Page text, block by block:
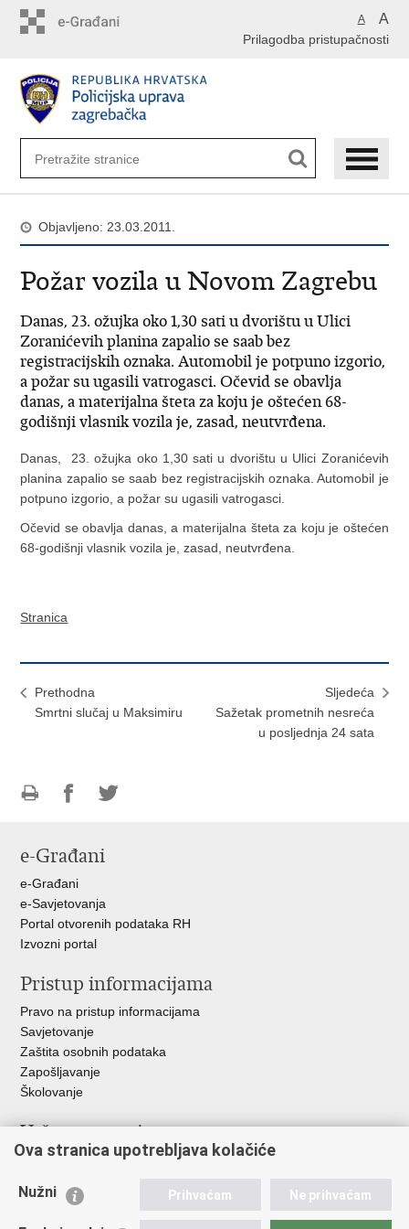
A A
Prilagodba pristupačnosti
Objavljeno: 23.03.2011.
Požar vozila u Novom Zagrebu
Danas, 23. ožujka oko 1,30 sati u dvorištu u Ulici
Zoranićevih planina zapalio se saab bez
registracijskih oznaka. Automobil je potpuno izgorio,
a požar su ugasili vatrogasci. Očevid se obavlja
danas, a materijalna šteta za koju je oštećen 68-
godišnji vlasnik vozila je, zasad, neutvrđena.
Danas, 23. ožujka oko 1,30 sati u dvorištu u Ulici Zoranićevih
planina zapalio se saab bez registracijskih oznaka. Automobil je
potpuno izgorio, a požar su ugasili vatrogasci.
Očevid se obavlja danas, a materijalna šteta za koju je oštećen
68-godišnji vlasnik vozila je, zasad, neutvrđena.
Stranica
Prethodna
Smrtni slučaj u Maksimiru
Sljedeća
Sažetak prometnih nesreća
u posljednja 24 sata
FacebookuTwitteru
e-Građani
e-Građani
e-Savjetovanja
Portal otvorenih podataka RH
Izvozni portal
Pristup informacijama
Pravo na pristup informacijama
Savjetovanje
Zaštita osobnih podataka
Zapošljavanje
Školovanje
Važne poveznice
Ministarstvo unutarnjih poslova
Udruge
Ova stranica upotrebljava kolačiće
Nužni Prihvaćam Ne prihvaćam